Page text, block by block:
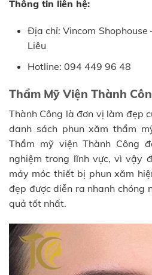
Thông tin liên hệ:
Địa chỉ: Vincom Shophouse
Liêu
Hotline: 094 449 96 48
Thẩm Mỹ Viện Thành
Thành Công là đơn vị làm đẹp
danh sách phun xăm thẩm
Thẩm mỹ viện Thành Công
nghiệm trong lĩnh vực, vì vậy
máy móc thiết bị phun xăm
đẹp được diễn ra nhanh chóng
quả tốt nhất.